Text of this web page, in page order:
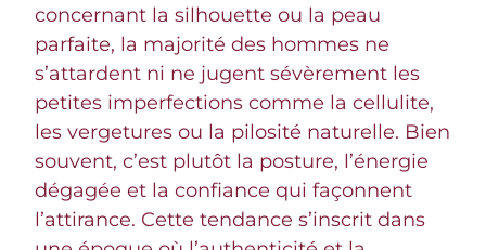
concernant la silhouette ou la peau
parfaite, la majorité des hommes ne
s’attardent ni ne jugent sévèrement les
petites imperfections comme la cellulite,
les vergetures ou la pilosité naturelle. Bien
souvent, c’est plutôt la posture, l’énergie
dégagée et la confiance qui façonnent
l’attirance. Cette tendance s’inscrit dans